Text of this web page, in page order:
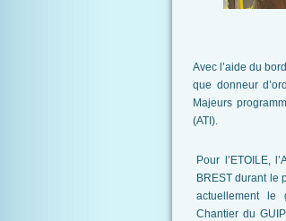
Avec l’aide du
que donneur
Majeurs
(ATI).
Pour l’ETOILE,
BREST durant le
actuellement le
Chantier du